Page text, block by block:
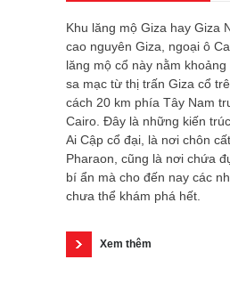
Khu lăng mộ Giza hay Giza
cao nguyên Giza, ngoại ô
lăng mộ cổ này nằm
sa mạc từ thị trấn Giza cổ
cách 20 km phía Tây Nam
Cairo. Đây là những kiến
Ai Cập cổ đại, là nơi chôn
Pharaon, cũng là nơi chứa
bí ẩn mà cho đến nay các
chưa thể khám phá hết.
Xem thêm